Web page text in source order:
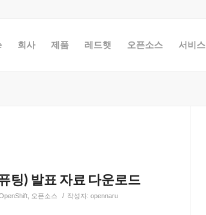
회사 제품 레드햇 오픈소스 서비스
팅) 발표 자료 다운로드
오픈소스 / 작성자: opennaru